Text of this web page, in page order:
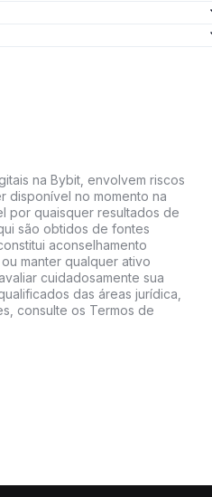
na Bybit, envolvem riscos
disponível no momento na
por quaisquer resultados de
são obtidos de fontes
aconselhamento
manter qualquer ativo
cuidadosamente sua
das áreas jurídica,
consulte os Termos de